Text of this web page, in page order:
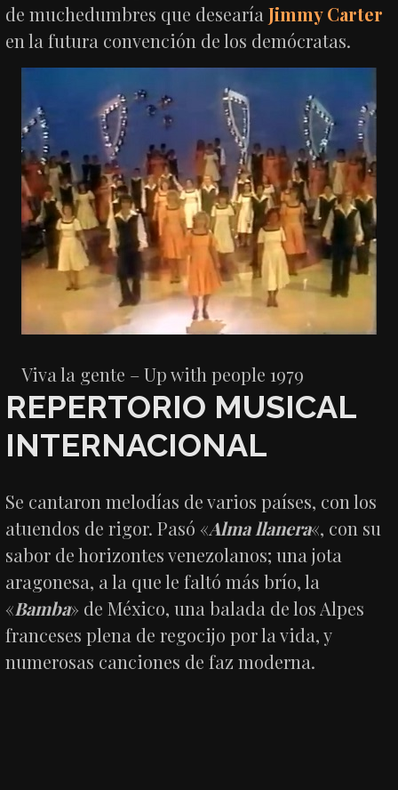
de muchedumbres que desearíaJimmy Carter
en la futura convención de los demócratas.
Viva la gente – Up with people 1979
REPERTORIO MUSICAL
INTERNACIONAL
Se cantaron melodías de varios países, con los
atuendos de rigor. Pasó «Alma llanera«, con su
sabor de horizontes venezolanos; una jota
aragonesa, a la que le faltó más brío, la
«Bamba» de México, una balada de los Alpes
franceses plena de regocijo por la vida, y
numerosas canciones de faz moderna.